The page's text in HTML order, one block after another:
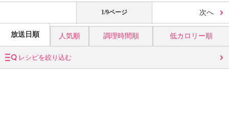
1/9ページ 次へ
放送日順 人気順 調理時間順 低カロリー順
レシピを絞り込む